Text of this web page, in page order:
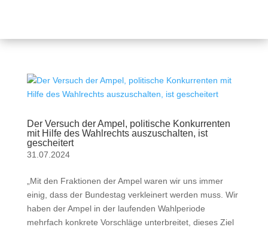
Der Versuch der Ampel, politische Konkurrenten
mit Hilfe des Wahlrechts auszuschalten, ist
gescheitert
31.07.2024
„Mit den Fraktionen der Ampel waren wir uns immer
einig, dass der Bundestag verkleinert werden muss. Wir
haben der Ampel in der laufenden Wahlperiode
mehrfach konkrete Vorschläge unterbreitet, dieses Ziel